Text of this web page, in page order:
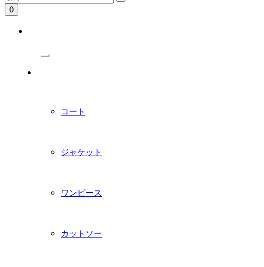
0
コート
ジャケット
ワンピース
カットソー